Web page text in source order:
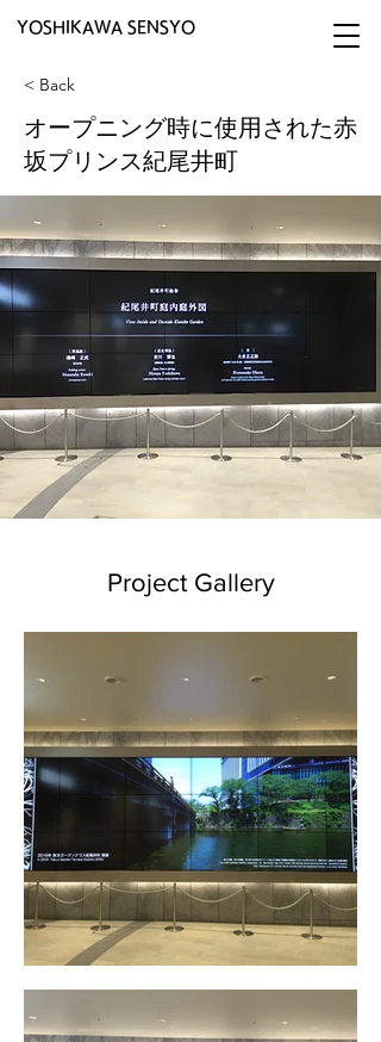
YOSHIKAWA SENSYO
< Back
オープニング時に使用された赤
坂プリンス紀尾井町
Project Gallery